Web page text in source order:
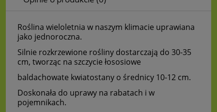
Roślina wieloletnia w naszym klimacie uprawiana
jako jednoroczna.
Silnie rozkrzewione rośliny dostarczają do 30-35
cm, tworząc na szczycie łososiowe
baldachowate kwiatostany o średnicy 10-12 cm.
Doskonała do uprawy na rabatach i w
pojemnikach.